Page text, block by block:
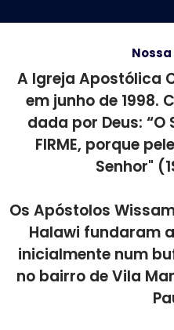
A Igreja Apostólica
em junho de 1998.
dada por Deus: “O
FIRME, porque
Senhor"
Os Apóstolos
Halawi fundaram
inicialmente num
no bairro de Vila